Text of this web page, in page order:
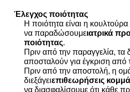
Έλεγχος ποιότητας
Η ποιότητα είναι η
να παραδώσουμειατρικά
ποιότητας.
Πριν από την παραγγελία, τα
αποσταλούν για έγκριση από
Πριν από την αποστολή, η
διεξάγειεπιθεωρήσεις
να διασφαλίσουμε ότι κάθε